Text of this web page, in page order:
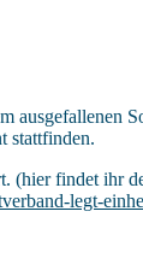
ausgefallenen
stattfinden.
(hier findet ihr
legt-